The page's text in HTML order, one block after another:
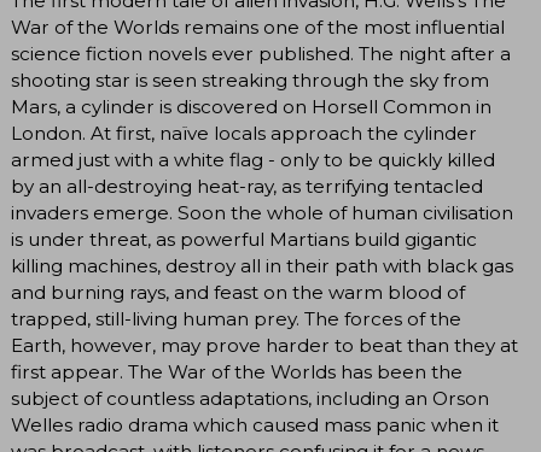
War of the Worlds remains one of the most influential
science fiction novels ever published. The night after a
shooting star is seen streaking through the sky from
Mars, a cylinder is discovered on Horsell Common in
London. At first, naïve locals approach the cylinder
armed just with a white flag - only to be quickly killed
by an all-destroying heat-ray, as terrifying tentacled
invaders emerge. Soon the whole of human civilisation
is under threat, as powerful Martians build gigantic
killing machines, destroy all in their path with black gas
and burning rays, and feast on the warm blood of
trapped, still-living human prey. The forces of the
Earth, however, may prove harder to beat than they at
first appear. The War of the Worlds has been the
subject of countless adaptations, including an Orson
Welles radio drama which caused mass panic when it